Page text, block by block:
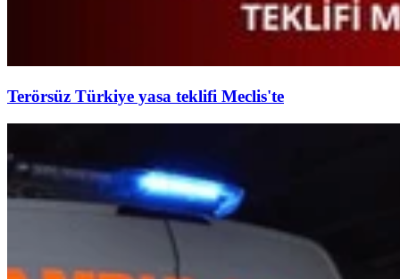
Terörsüz Türkiye yasa teklifi Meclis'te